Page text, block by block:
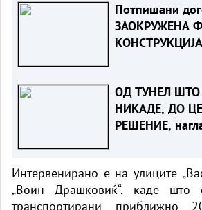
Потпишани
ЗАОКРУЖЕНА
ОД ТУНЕЛ
НИКАДЕ, ДО
РЕШЕНИЕ,
Интервенирано е на улиците
„Воин Драшковиќ“, каде што
транспортирани приближно